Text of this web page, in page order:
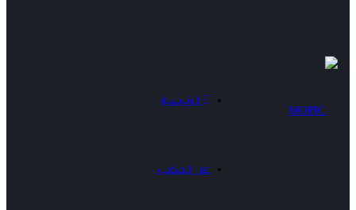
الرئيسية
عن المكتب